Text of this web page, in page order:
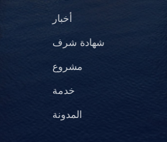
أخبار
شهادة شرف
مشروع
خدمة
المدونة